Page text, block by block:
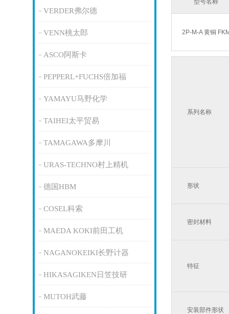
VERDER弗尔德
VENN桃太郎
ASCO阿斯卡
PEPPERL+FUCHS倍加福
YAMAYU马野化学
TAIHEI太平贸易
TAMAGAWA多摩川
URAS-TECHNO村上精机
德国HBM
COSEL科索
MAEDA KOKI前田工机
NAGANOKEIKI长野计器
HIKASAGIKEN日笠技研
MUTOH武藤
型号名称
2P-M-A 黄铜
系列名称
形状
密封材料
特征
安装部件形状